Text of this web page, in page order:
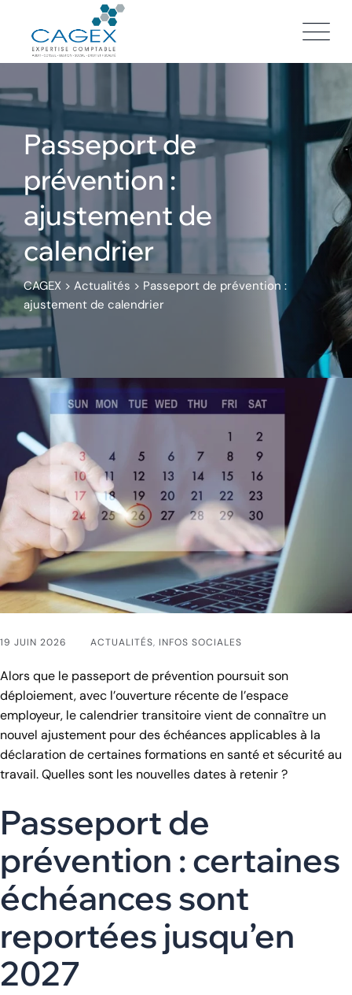
content
Passeport de
prévention :
ajustement de
calendrier
CAGEX > Actualités > Passeport de prévention :
ajustement de calendrier
19 JUIN 2026 ACTUALITÉS, INFOS SOCIALES
Alors que le passeport de prévention poursuit son
déploiement, avec l’ouverture récente de l’espace
employeur, le calendrier transitoire vient de connaître un
nouvel ajustement pour des échéances applicables à la
déclaration de certaines formations en santé et sécurité au
travail. Quelles sont les nouvelles dates à retenir ?
Passeport de
prévention : certaines
échéances sont
reportées jusqu’en
2027